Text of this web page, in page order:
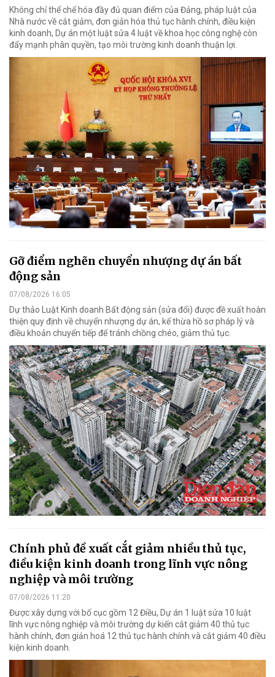
Không chỉ thể chế hóa đầy đủ quan điểm của Đảng, pháp luật của
Nhà nước về cắt giảm, đơn giản hóa thủ tục hành chính, điều kiện
kinh doanh, Dự án một luật sửa 4 luật về khoa học công nghệ còn
đẩy mạnh phân quyền, tạo môi trường kinh doanh thuận lợi.
Gỡ điểm nghẽn chuyển nhượng dự án bất
động sản
07/08/2026 16:05
Dự thảo Luật Kinh doanh Bất động sản (sửa đổi) được đề xuất hoàn
thiện quy định về chuyển nhượng dự án, kế thừa hồ sơ pháp lý và
điều khoản chuyển tiếp để tránh chồng chéo, giảm thủ tục.
Chính phủ đề xuất cắt giảm nhiều thủ tục,
điều kiện kinh doanh trong lĩnh vực nông
nghiệp và môi trường
07/08/2026 11:20
Được xây dựng với bố cục gồm 12 Điều, Dự án 1 luật sửa 10 luật
lĩnh vực nông nghiệp và môi trường dự kiến cắt giảm 40 thủ tục
hành chính, đơn giản hoá 12 thủ tục hành chính và cắt giảm 40 điều
kiện kinh doanh.